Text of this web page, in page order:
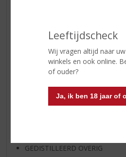
Leeftijdscheck
Wij vragen altijd naar
winkels en ook online.
of ouder?
Ja, ik ben 18 jaar of
RUM VAN DE MAAND
BIER VAN DE MAAND
SPIRIT VAN DE MAAND
WHISKY
GEDISTILLEERD OVERIG